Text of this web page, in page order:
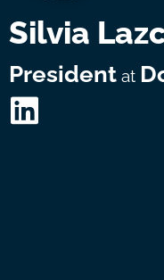
Silvia
President at